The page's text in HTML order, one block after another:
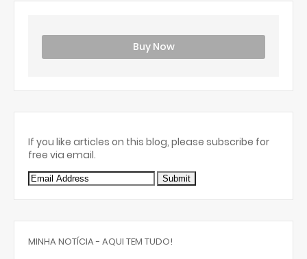
Buy Now
If you like articles on this blog, please subscribe for
free via email.
MINHA NOTÍCIA - AQUI TEM TUDO!